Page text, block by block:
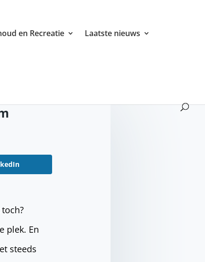
en Recreatie Laatste nieuws
plek. En
steeds